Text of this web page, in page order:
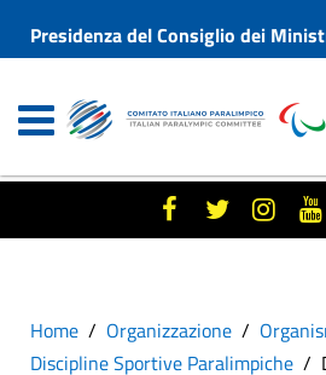
Presidenza del Consiglio dei
Home Organizzazione
Discipline Sportive Paralimpiche